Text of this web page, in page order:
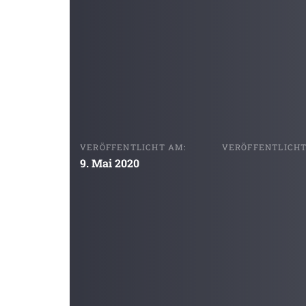
VERÖFFENTLICHT AM:
9. Mai 2020